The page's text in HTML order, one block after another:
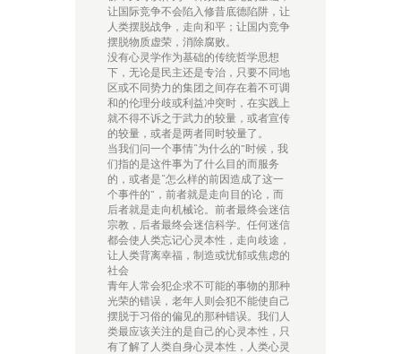
让国际竞争不会陷入修昔底德陷阱，让
人类摆脱战争，走向和平；让国内竞争
摆脱物质虚荣，消除腐败。
没有心灵学作为基础的传统哲学思想
下，无论是民主还是专治，只要不同地
区或不同势力的集团之间存在着不可调
和的伦理分歧或利益冲突时，在实践上
就不得不诉之于武力的较量，或者宣传
的较量，或者是两者同时较量了。
当我们问一个事情“为什么的”时候，我
们指的是这件事为了什么目的而服务
的，或者是“怎么样的前因造成了这一
个事件的”，前者就是走向目的论，而
后者就是走向机械论。前者最终会迷信
宗教，后者最终会迷信科学。任何迷信
都会使人类忘记心灵本性，走向歧途，
让人类背离幸福，制造或忧郁或焦虑的
社会
青年人常会犯企求不可能的事物的那种
光荣的错误，老年人则会犯不能使自己
摆脱于习俗的偏见的那种错误。我们人
类最应该关注的是自己的心灵本性，只
有了解了人类自身心灵本性，人类心灵